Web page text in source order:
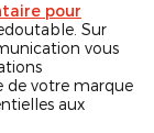
pour
Sur
vous
de votre marque
aux